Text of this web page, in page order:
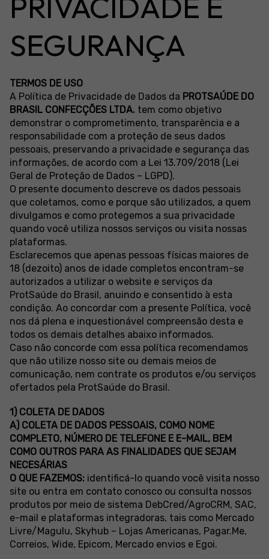
SEGURANÇA
TERMOS DE USO
A Política de Privacidade de Dados da PROTSAÚDE DO
BRASIL CONFECÇÕES LTDA. tem como objetivo
demonstrar o comprometimento, transparência e a
responsabilidade com a proteção de seus dados
pessoais, preservando a privacidade e segurança das
informações, de acordo com a Lei 13.709/2018 (Lei
Geral de Proteção de Dados – LGPD).
O presente documento descreve os dados pessoais
que coletamos, como e porque são utilizados, a quem
divulgamos e como protegemos a sua privacidade
quando você utiliza nossos serviços ou visita nossas
plataformas.
Esclarecemos que apenas pessoas físicas maiores de
18 (dezoito) anos de idade completos encontram-se
autorizados a utilizar o website e serviços da
ProtSaúde do Brasil, anuindo e consentido à esta
condição. Ao concordar com a presente Política, você
nos dá plena e inquestionável compreensão desta e
todos os demais detalhes abaixo informados.
Caso não concorde com essa política recomendamos
que não utilize nosso site ou demais meios de
comunicação, nem contrate os produtos e/ou serviços
ofertados pela ProtSaúde do Brasil.
1) COLETA DE DADOS
A) COLETA DE DADOS PESSOAIS, COMO NOME
COMPLETO, NÚMERO DE TELEFONE E E-MAIL, BEM
COMO OUTROS PARA AS FINALIDADES QUE SEJAM
NECESÁRIAS
O QUE FAZEMOS: identificá-lo quando você visita nosso
site ou entra em contato conosco ou consulta nossos
produtos por meio de sistema DebCred/AgroCRM, SAC,
e-mail e plataformas integradoras, tais como Mercado
Livre/Magulu, Skyhub – Lojas Americanas, Pagar.Me,
Correios, Wide, Epicom, Mercado envios e Egoi.